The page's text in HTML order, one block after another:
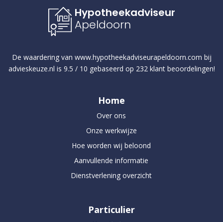
Hypotheekadviseur
Apeldoorn
De waardering van www.hypotheekadviseurapeldoorn.com bij
advieskeuze.nl is 9.5 / 10 gebaseerd op 232klant beoordelingen!
Home
Over ons
Onze werkwijze
Hoe worden wij beloond
Aanvullende informatie
Dienstverlening overzicht
Particulier